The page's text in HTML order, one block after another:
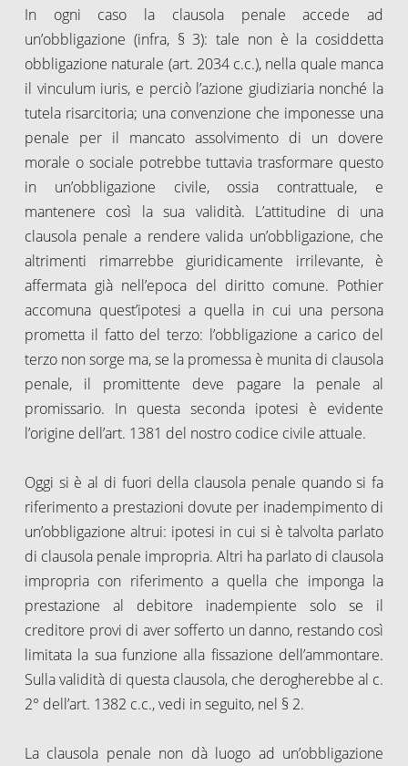
In ogni caso la clausola penale accede ad
un’obbligazione (infra, § 3): tale non è la cosiddetta
obbligazione naturale (art. 2034 c.c.), nella quale manca
il vinculum iuris, e perciò l’azione giudiziaria nonché la
tutela risarcitoria; una convenzione che imponesse una
penale per il mancato assolvimento di un dovere
morale o sociale potrebbe tuttavia trasformare questo
in un’obbligazione civile, ossia contrattuale, e
mantenere così la sua validità. L’attitudine di una
clausola penale a rendere valida un’obbligazione, che
altrimenti rimarrebbe giuridicamente irrilevante, è
affermata già nell’epoca del diritto comune. Pothier
accomuna quest’ipotesi a quella in cui una persona
prometta il fatto del terzo: l’obbligazione a carico del
terzo non sorge ma, se la promessa è munita di clausola
penale, il promittente deve pagare la penale al
promissario. In questa seconda ipotesi è evidente
l’origine dell’art. 1381 del nostro codice civile attuale.
Oggi si è al di fuori della clausola penale quando si fa
riferimento a prestazioni dovute per inadempimento di
un’obbligazione altrui: ipotesi in cui si è talvolta parlato
di clausola penale impropria. Altri ha parlato di clausola
impropria con riferimento a quella che imponga la
prestazione al debitore inadempiente solo se il
creditore provi di aver sofferto un danno, restando così
limitata la sua funzione alla fissazione dell’ammontare.
Sulla validità di questa clausola, che derogherebbe al c.
2° dell’art. 1382 c.c., vedi in seguito, nel § 2.
La clausola penale non dà luogo ad un’obbligazione